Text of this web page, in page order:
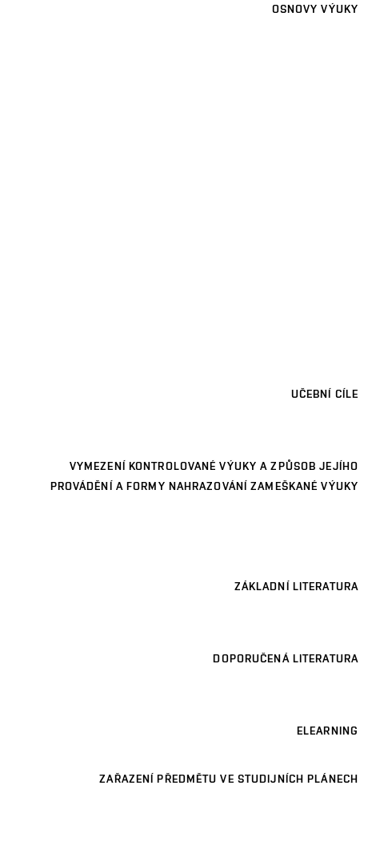
OSNOVY VÝUKY
UČEBNÍ CÍLE
VYMEZENÍ KONTROLOVANÉ VÝUKY A ZPŮSOB JEJÍHO
PROVÁDĚNÍ A FORMY NAHRAZOVÁNÍ ZAMEŠKANÉ VÝUKY
ZÁKLADNÍ LITERATURA
DOPORUČENÁ LITERATURA
ELEARNING
ZAŘAZENÍ PŘEDMĚTU VE STUDIJNÍCH PLÁNECH